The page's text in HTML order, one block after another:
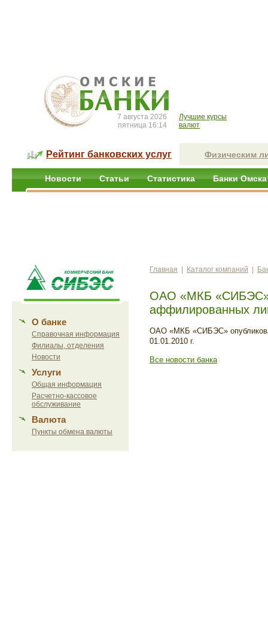
7 августа 2026
пятница 16:14
Лучшие курсы
валют
Рейтинг банковских услуг Физическим
Новости Статьи Статистика Банки Омска
О банке
Справочная информация
Филиалы, отделения
Новости
Услуги
Общая информация
Расчетно-кассовое
обслуживание
Валюта
Пункты обмена валюты
Главная Каталог компаний
ОАО «МКБ «СИБЭС»
аффилированных
ОАО «МКБ «СИБЭС»
01.01.2010 г.
Все новости банка